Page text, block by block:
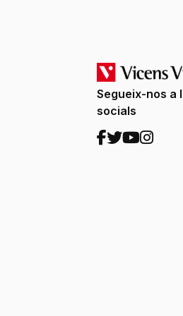
Segueix-nos a
socials